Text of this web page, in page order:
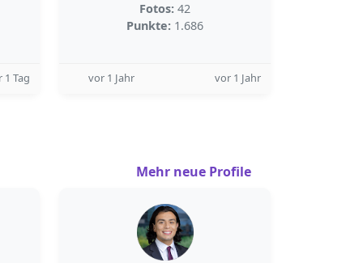
1 Tag
Fotos: 42
Punkte: 1.686
vor 1 Jahr vor 1 Jahr
Mehr neue Profile